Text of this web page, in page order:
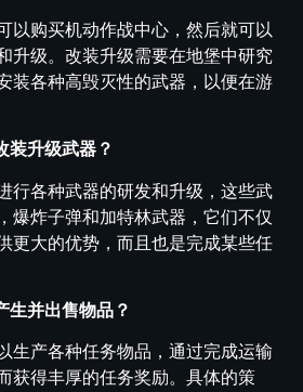
以购买机动作战中心，然后就可以
升级。改装升级需要在地堡中研究
装各种高毁灭性的武器，以便在游
装升级武器？
行各种武器的研发和升级，这些武
爆炸子弹和加特林武器，它们不仅
更大的优势，而且也是完成某些任
生并出售物品？
生产各种任务物品，通过完成运输
获得丰厚的任务奖励。具体的策